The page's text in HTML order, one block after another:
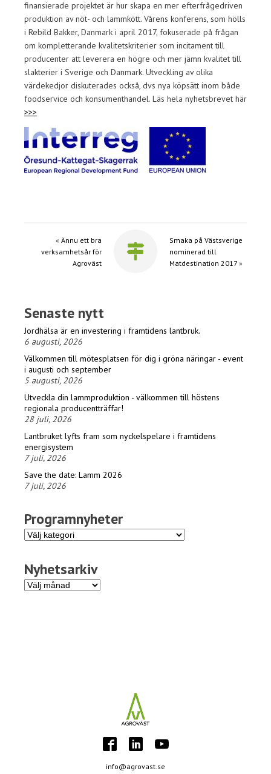
finansierade projektet är hur skapa en mer efterfrågedriven
produktion av nöt- och lammkött. Vårens konferens, som hölls
i Rebild Bakker, Danmark i april 2017, fokuserade på frågan
om kompletterande kvalitetskriterier som incitament till
producenter att leverera en högre och mer jämn kvalitet till
slakterier i Sverige och Danmark. Utveckling av olika
värdekedjor diskuterades också, dvs nya köpsätt inom både
foodservice och konsumenthandel. Läs hela nyhetsbrevet här
>>>
« Ännu ett bra
verksamhetsår för
Agroväst
Smaka på Västsverige
nominerad till
Matdestination 2017 »
Senaste nytt
Jordhälsa är en investering i framtidens lantbruk.
6 augusti, 2026
Välkommen till mötesplatsen för dig i gröna näringar - event
i augusti och september
5 augusti, 2026
Utveckla din lammproduktion - välkommen till höstens
regionala producentträffar!
28 juli, 2026
Lantbruket lyfts fram som nyckelspelare i framtidens
energisystem
7 juli, 2026
Save the date: Lamm 2026
7 juli, 2026
Programnyheter
Programnyheter
Nyhetsarkiv
Nyhetsarkiv
info@agrovast.se